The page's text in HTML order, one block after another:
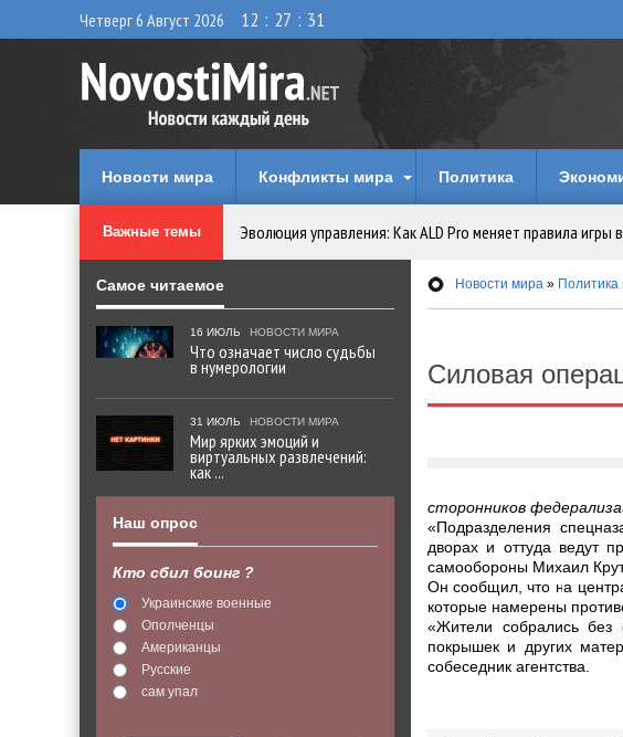
Четверг 6 Август 2026 12 : 27 : 32
Новости мира Конфликты мира Политика
Важные темы Эволюция управления: Как ALD Pro меняет правила игры
Криптовалюту предложили признать имуществом в
Идеи, куда сходить с детьми в парки, музеи и кафе
Мир ярких эмоций и виртуальных развлечений: как
Что означает число судьбы в нумерологии
Новости мира » Политика
Силовая
сторонников
«Подразделения
дворах и оттуда ведут
самообороны Михаил
Он сообщил, что на
которые намерены
«Жители собрались без
покрышек и других
собеседник агентства.
Самое читаемое
16 ИЮЛЬ НОВОСТИ МИРА
Что означает число судьбы
в нумерологии
31 ИЮЛЬ НОВОСТИ МИРА
Мир ярких эмоций и
виртуальных развлечений:
как ...
Наш опрос
Кто сбил боинг ?
Украинские военные
Ополченцы
Американцы
Русские
сам упал